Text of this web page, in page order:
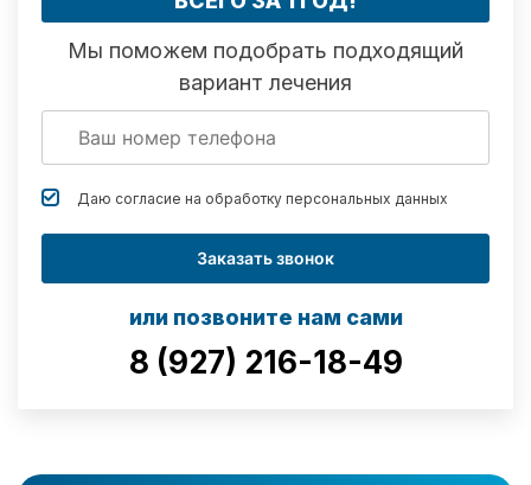
Мы поможем подобрать подходящий
вариант лечения
Даю согласие на обработку персональных данных
Заказать звонок
или позвоните нам сами
8 (927) 216-18-49